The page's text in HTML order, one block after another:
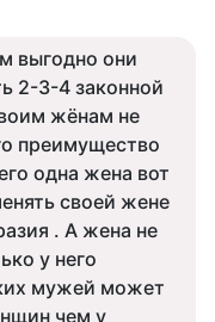
выгодно они
2-3-4 законной
жёнам не
преимущество
одна жена вот
своей жене
. А жена не
у него
мужей может
чем у